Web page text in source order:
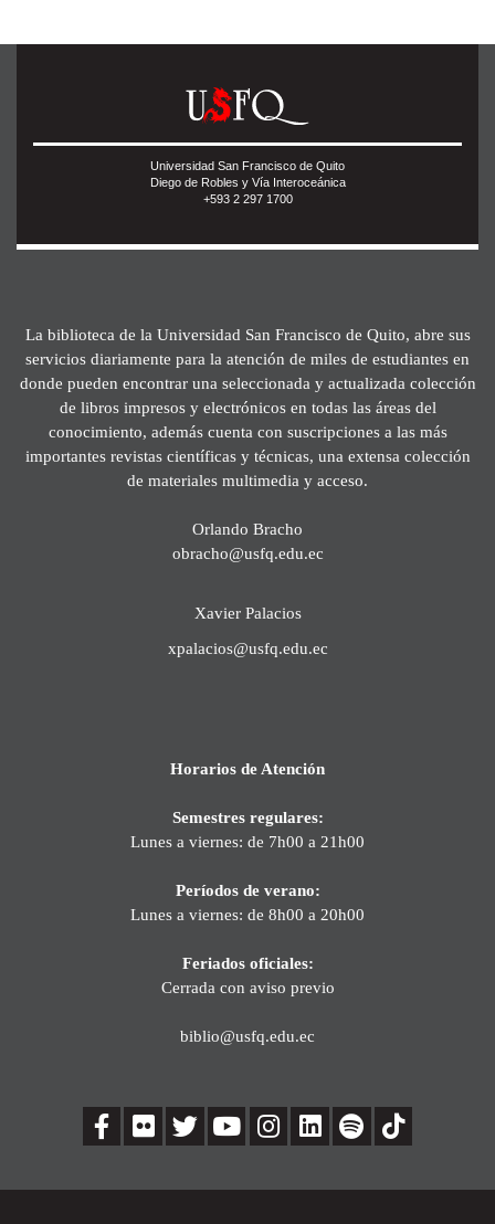
Universidad San Francisco de Quito
Diego de Robles y Vía Interoceánica
+593 2 297 1700
La biblioteca de la Universidad San Francisco de Quito, abre sus
servicios diariamente para la atención de miles de estudiantes en
donde pueden encontrar una seleccionada y actualizada colección
de libros impresos y electrónicos en todas las áreas del
conocimiento, además cuenta con suscripciones a las más
importantes revistas científicas y técnicas, una extensa colección
de materiales multimedia y acceso.
Orlando Bracho
obracho@usfq.edu.ec
Xavier Palacios
xpalacios@usfq.edu.ec
Horarios de Atención
Semestres regulares:
Lunes a viernes: de 7h00 a 21h00
Períodos de verano:
Lunes a viernes: de 8h00 a 20h00
Feriados oficiales:
Cerrada con aviso previo
biblio@usfq.edu.ec